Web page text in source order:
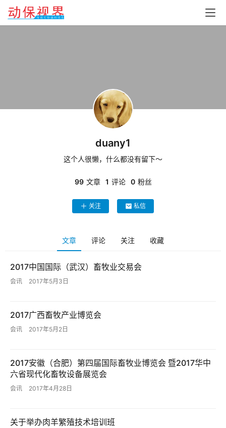
duany1
这个人很懒，什么都没有留下～
99 文章 1 评论 0 粉丝
关注 私信
文章 评论 关注 收藏
2017中国国际（武汉）畜牧业交易会
会讯 2017年5月3日
2017广西畜牧产业博览会
会讯 2017年5月2日
2017安徽（合肥）第四届国际畜牧业博览会 暨2017华中
六省现代化畜牧设备展览会
会讯 2017年4月28日
关于举办肉羊繁殖技术培训班